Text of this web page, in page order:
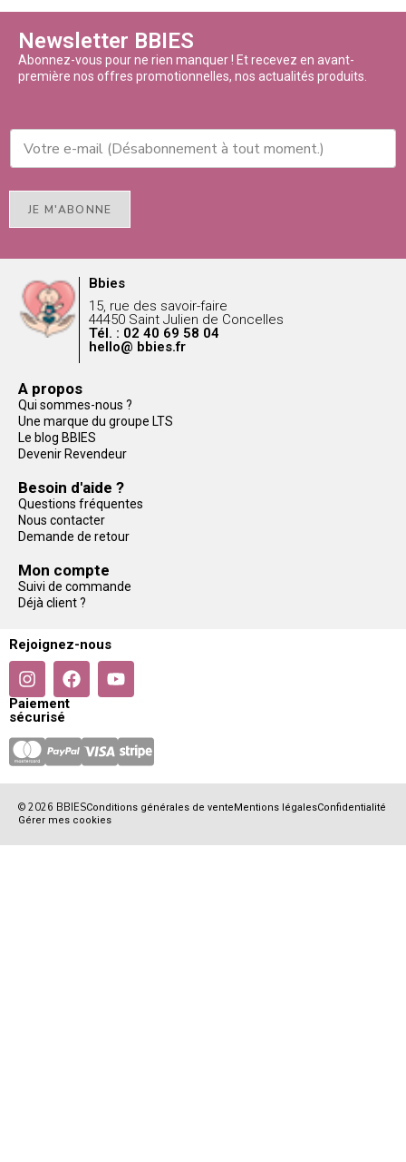
Newsletter BBIES
Abonnez-vous pour ne rien manquer ! Et recevez en avant-
première nos offres promotionnelles, nos actualités produits.
JE M'ABONNE
Bbies
15, rue des savoir-faire
44450 Saint Julien de Concelles
Tél. : 02 40 69 58 04
hello@ bbies.fr
A propos
Qui sommes-nous ?
Une marque du groupe LTS
Le blog BBIES
Devenir Revendeur
Besoin d'aide ?
Questions fréquentes
Nous contacter
Demande de retour
Mon compte
Suivi de commande
Déjà client ?
Rejoignez-nous
Paiement
sécurisé
© 2026 BBIESConditions générales de vente Mentions légalesConfidentialité
Gérer mes cookies